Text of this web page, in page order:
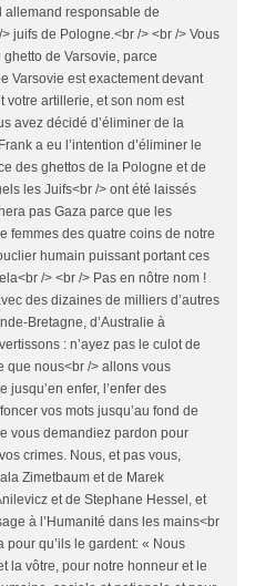
allemand responsable de
juifs de Pologne.<br /> <br /> Vous
de Varsovie, parce
Varsovie est exactement devant
votre artillerie, et son nom est
avez décidé d’éliminer de la
a eu l’intention d’éliminer le
des ghettos de la Pologne et de
les Juifs<br /> ont été laissés
pas Gaza parce que les
femmes des quatre coins de notre
humain puissant portant ces
/> <br /> Pas en nôtre nom !
des dizaines de milliers d’autres
Bretagne, d’Australie à
: n’ayez pas le culot de
que nous<br /> allons vous
jusqu’en enfer, l’enfer des
vos mots jusqu’au fond de
vous demandiez pardon pour
crimes. Nous, et pas vous,
Zimetbaum et de Marek
et de Stephane Hessel, et
à l’Humanité dans les mains<br
pour qu’ils le gardent: « Nous
la vôtre, pour notre honneur et le